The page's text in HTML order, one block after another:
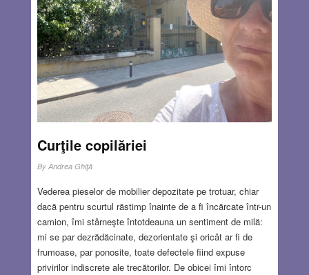
priveliştea. Observând podul care se arcuia peste fluviu,
am decis să traversăm pe malul celălalt (slovac) doar
după ce vom fi văzut toate obiectivele înscrise pe listă…
Read more…
SEP 18, 2025 14 COMMENTS
Curţile copilăriei
By Andrea Ghiţă
Vederea pieselor de mobilier depozitate pe trotuar, chiar
dacă pentru scurtul răstimp înainte de a fi încărcate într-un
camion, îmi stârneşte întotdeauna un sentiment de milă:
mi se par dezrădăcinate, dezorientate şi oricât ar fi de
frumoase, par ponosite, toate defectele fiind expuse
privirilor indiscrete ale trecătorilor. De obicei îmi întorc